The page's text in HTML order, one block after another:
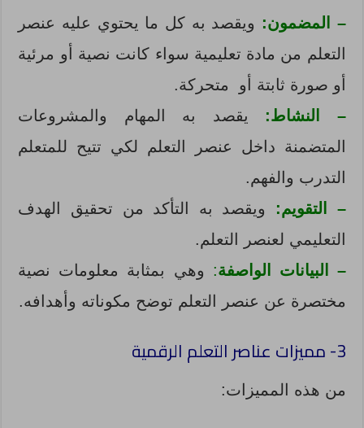
– المضمون: ويقصد به كل ما يحتوي عليه عنصر
التعلم من مادة تعليمية سواء كانت نصية أو مرئية
أو صورة ثابتة أو متحركة.
– النشاط: يقصد به المهام والمشروعات
المتضمنة داخل عنصر التعلم لكي تتيح للمتعلم
التدرب والفهم.
– التقويم: ويقصد به التأكد من تحقيق الهدف
التعليمي لعنصر التعلم.
– البيانات الواصفة: وهي بمثابة معلومات نصية
مختصرة عن عنصر التعلم توضح مكوناته وأهدافه.
3- مميزات عناصر التعلم الرقمية
من هذه المميزات: